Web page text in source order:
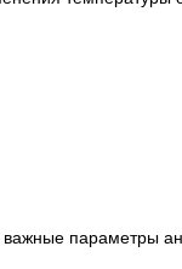
важные параметры